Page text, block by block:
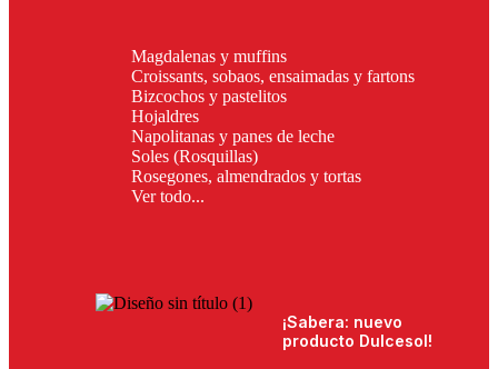
Magdalenas y muffins
Croissants, sobaos, ensaimadas y fartons
Bizcochos y pastelitos
Hojaldres
Napolitanas y panes de leche
Soles (Rosquillas)
Rosegones, almendrados y tortas
Ver todo...
¡Sabera: nuevo
producto Dulcesol!